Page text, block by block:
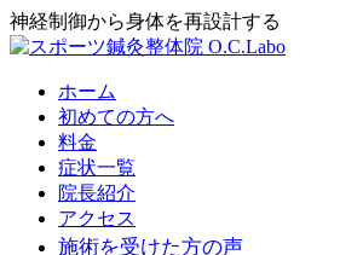
神経制御から身体を再設計する
ホーム
初めての方へ
料金
症状一覧
院長紹介
アクセス